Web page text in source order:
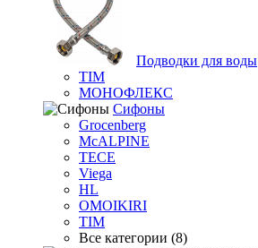
Подводки для воды
TIM
МОНОФЛЕКС
Сифоны
Grocenberg
McALPINE
TECE
Viega
HL
OMOIKIRI
TIM
Все категории (8)